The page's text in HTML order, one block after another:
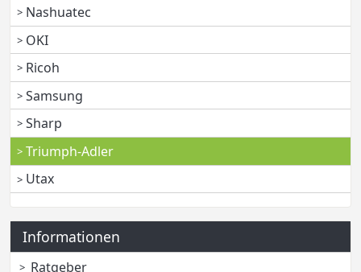
Nashuatec
OKI
Ricoh
Samsung
Sharp
Triumph-Adler
Utax
Informationen
Ratgeber